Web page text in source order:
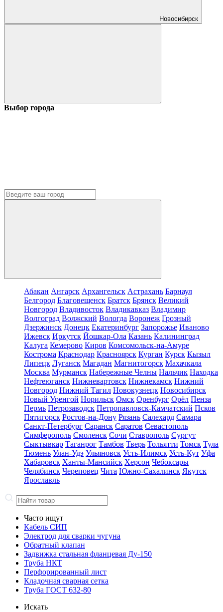
Новосибирск
Выбор города
Абакан Ангарск Архангельск Астрахань Барнаул
Белгород Благовещенск Братск Брянск Великий
Новгород Владивосток Владикавказ Владимир
Волгоград Волжский Вологда Воронеж Грозный
Дзержинск Донецк Екатеринбург Запорожье Иваново
Ижевск Иркутск Йошкар-Ола Казань Калининград
Калуга Кемерово Киров Комсомольск-на-Амуре
Кострома Краснодар Красноярск Курган Курск Кызыл
Липецк Луганск Магадан Магнитогорск Махачкала
Москва Мурманск Набережные Челны Нальчик Находка
Нефтеюганск Нижневартовск Нижнекамск Нижний
Новгород Нижний Тагил Новокузнецк Новосибирск
Новый Уренгой Норильск Омск Оренбург Орёл Пенза
Пермь Петрозаводск Петропавловск-Камчатский Псков
Пятигорск Ростов-на-Дону Рязань Салехард Самара
Санкт-Петербург Саранск Саратов Севастополь
Симферополь Смоленск Сочи Ставрополь Сургут
Сыктывкар Таганрог Тамбов Тверь Тольятти Томск Тула
Тюмень Улан-Удэ Ульяновск Усть-Илимск Усть-Кут Уфа
Хабаровск Ханты-Мансийск Херсон Чебоксары
Челябинск Череповец Чита Южно-Сахалинск Якутск
Ярославль
Часто ищут
Кабель СИП
Электрод для сварки чугуна
Обратный клапан
Задвижка стальная фланцевая Ду-150
Труба НКТ
Перфорированный лист
Кладочная сварная сетка
Труба ГОСТ 632-80
Искать